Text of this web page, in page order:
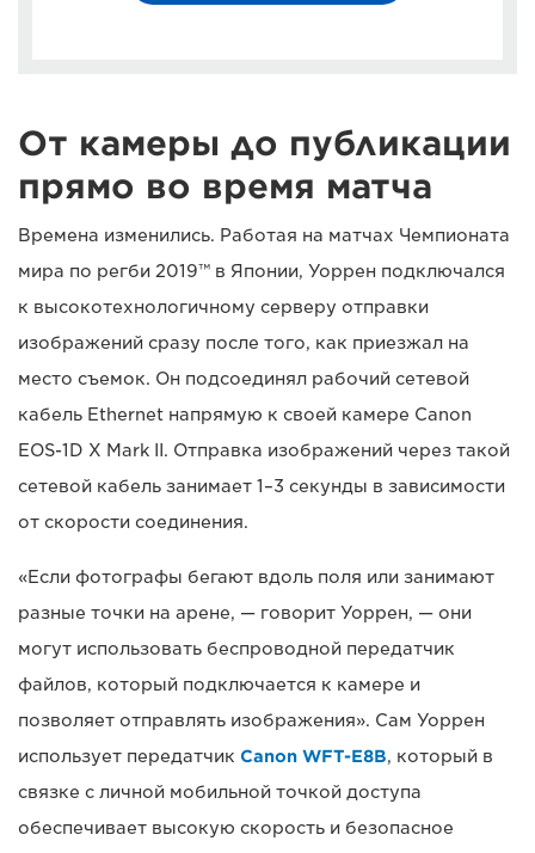
От камеры до публикации
прямо во время матча
Времена изменились. Работая на матчах Чемпионата
мира по регби 2019™ в Японии, Уоррен подключался
к высокотехнологичному серверу отправки
изображений сразу после того, как приезжал на
место съемок. Он подсоединял рабочий сетевой
кабель Ethernet напрямую к своей камере Canon
EOS-1D X Mark II. Отправка изображений через такой
сетевой кабель занимает 1–3 секунды в зависимости
от скорости соединения.
«Если фотографы бегают вдоль поля или занимают
разные точки на арене, — говорит Уоррен, — они
могут использовать беспроводной передатчик
файлов, который подключается к камере и
позволяет отправлять изображения». Сам Уоррен
использует передатчик Canon WFT-E8B, который в
связке с личной мобильной точкой доступа
обеспечивает высокую скорость и безопасное